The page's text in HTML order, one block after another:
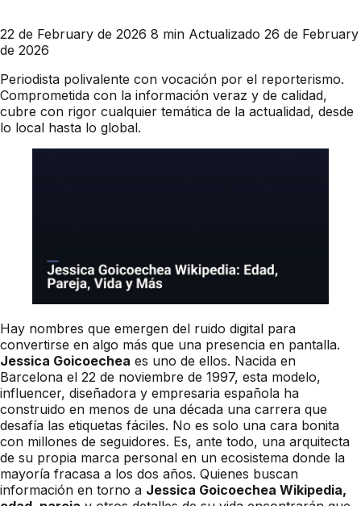
22 de February de 2026 8 min Actualizado 26 de February
de 2026
Periodista polivalente con vocación por el reporterismo.
Comprometida con la información veraz y de calidad,
cubre con rigor cualquier temática de la actualidad, desde
lo local hasta lo global.
Hay nombres que emergen del ruido digital para
convertirse en algo más que una presencia en pantalla.
Jessica Goicoechea es uno de ellos. Nacida en
Barcelona el 22 de noviembre de 1997, esta modelo,
influencer, diseñadora y empresaria española ha
construido en menos de una década una carrera que
desafía las etiquetas fáciles. No es solo una cara bonita
con millones de seguidores. Es, ante todo, una arquitecta
de su propia marca personal en un ecosistema donde la
mayoría fracasa a los dos años. Quienes buscan
información en torno a Jessica Goicoechea Wikipedia,